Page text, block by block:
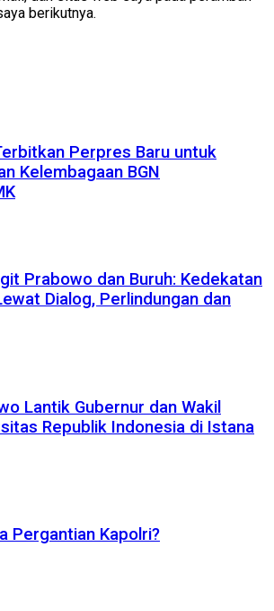
berikutnya.
Perpres Baru untuk
Kelembagaan BGN
Prabowo dan Buruh: Kedekatan
Dialog, Perlindungan dan
Lantik Gubernur dan Wakil
Republik Indonesia di Istana
Pergantian Kapolri?